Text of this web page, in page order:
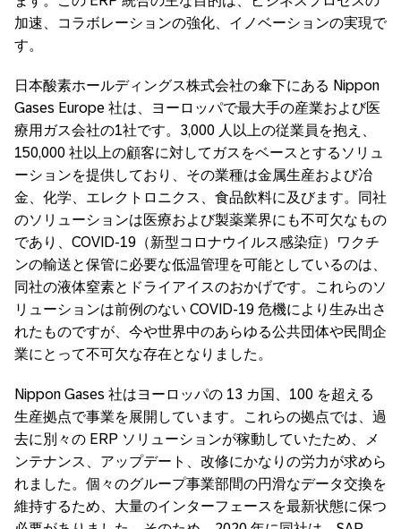
加速、コラボレーションの強化、イノベーションの実現で
す。
日本酸素ホールディングス株式会社の傘下にある Nippon
Gases Europe 社は、ヨーロッパで最大手の産業および医
療用ガス会社の1社です。3,000 人以上の従業員を抱え、
150,000 社以上の顧客に対してガスをベースとするソリュ
ーションを提供しており、その業種は金属生産および冶
金、化学、エレクトロニクス、食品飲料に及びます。同社
のソリューションは医療および製薬業界にも不可欠なもの
であり、COVID-19（新型コロナウイルス感染症）ワクチ
ンの輸送と保管に必要な低温管理を可能としているのは、
同社の液体窒素とドライアイスのおかげです。これらのソ
リューションは前例のない COVID-19 危機により生み出さ
れたものですが、今や世界中のあらゆる公共団体や民間企
業にとって不可欠な存在となりました。
Nippon Gases 社はヨーロッパの 13 カ国、100 を超える
生産拠点で事業を展開しています。これらの拠点では、過
去に別々の ERP ソリューションが稼動していたため、メ
ンテナンス、アップデート、改修にかなりの労力が求めら
れました。個々のグループ事業部間の円滑なデータ交換を
維持するため、大量のインターフェースを最新状態に保つ